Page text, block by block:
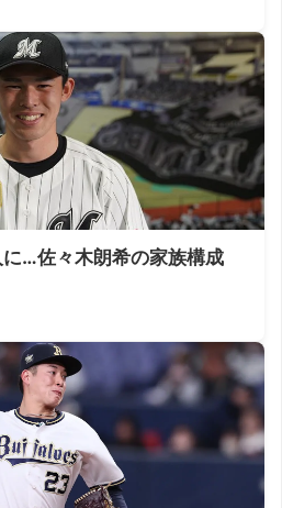
…佐々木朗希の家族構成